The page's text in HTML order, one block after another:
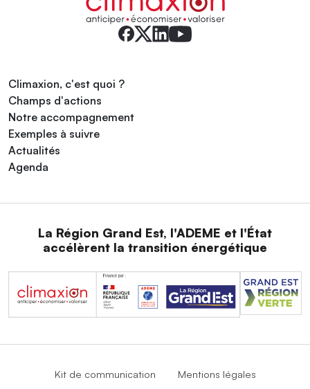
Climaxion, c'est quoi ?
Champs d'actions
Notre accompagnement
Exemples à suivre
Actualités
Agenda
La Région Grand Est, l'ADEME et l'État
accélèrent la transition énergétique
Kit de communication Mentions légales